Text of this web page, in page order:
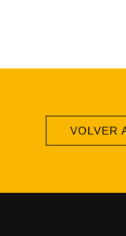
VOLVER